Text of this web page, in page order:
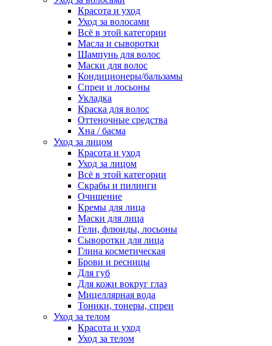
Красота и уход
Уход за волосами
Всё в этой категории
Масла и сыворотки
Шампунь для волос
Маски для волос
Кондиционеры/бальзамы
Спреи и лосьоны
Укладка
Краска для волос
Оттеночные средства
Хна / басма
Уход за лицом
Красота и уход
Уход за лицом
Всё в этой категории
Скрабы и пилинги
Очищение
Кремы для лица
Маски для лица
Гели, флюиды, лосьоны
Сыворотки для лица
Глина косметическая
Брови и ресницы
Для губ
Для кожи вокруг глаз
Мицеллярная вода
Тоники, тонеры, спреи
Уход за телом
Красота и уход
Уход за телом